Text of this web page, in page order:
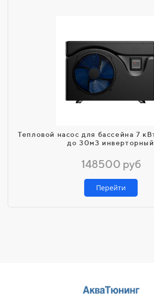
Тепловой насос для бассейна 7
до 30м3 инверторный
148500 руб
Перейти